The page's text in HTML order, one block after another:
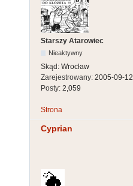
Starszy Atarowiec
Nieaktywny
Skąd: Wrocław
Zarejestrowany: 2005-09-12
Posty: 2,059
Strona
Cyprian